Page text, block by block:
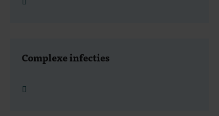
Lees meer
Complexe infecties
Lees meer